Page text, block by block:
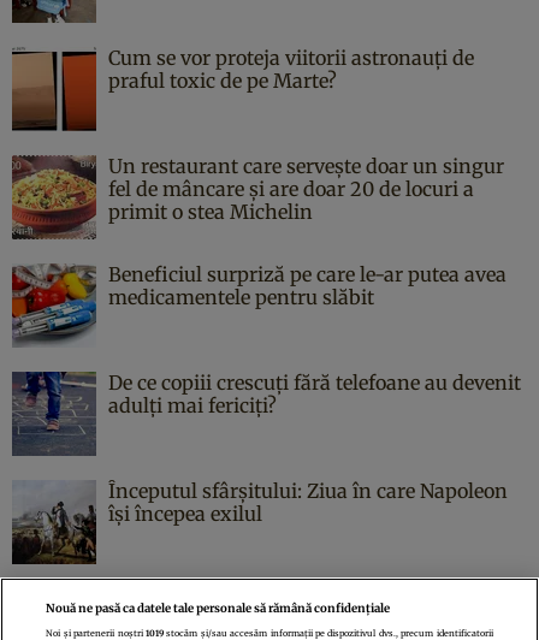
Cum se vor proteja viitorii astronauți de
praful toxic de pe Marte?
Un restaurant care servește doar un singur
fel de mâncare și are doar 20 de locuri a
primit o stea Michelin
Beneficiul surpriză pe care le-ar putea avea
medicamentele pentru slăbit
De ce copiii crescuți fără telefoane au devenit
adulți mai fericiți?
Începutul sfârşitului: Ziua în care Napoleon
îşi începea exilul
Nouă ne pasă ca datele tale personale să rămână confidențiale
Noi și partenerii noștri1019 stocăm și/sau accesăm informații pe dispozitivul dvs., precum identificatorii